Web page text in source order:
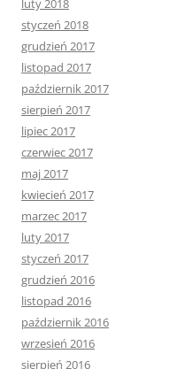
luty 2018
styczeń 2018
grudzień 2017
listopad 2017
październik 2017
sierpień 2017
lipiec 2017
czerwiec 2017
maj 2017
kwiecień 2017
marzec 2017
luty 2017
styczeń 2017
grudzień 2016
listopad 2016
październik 2016
wrzesień 2016
sierpień 2016